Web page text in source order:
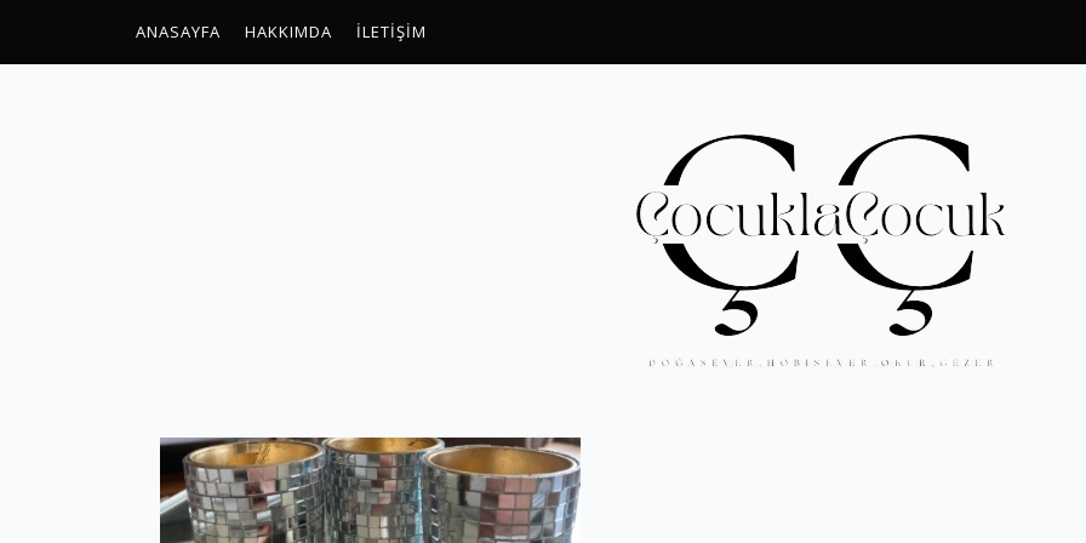
ANASAYFA HAKKIMDA İLETIŞIM